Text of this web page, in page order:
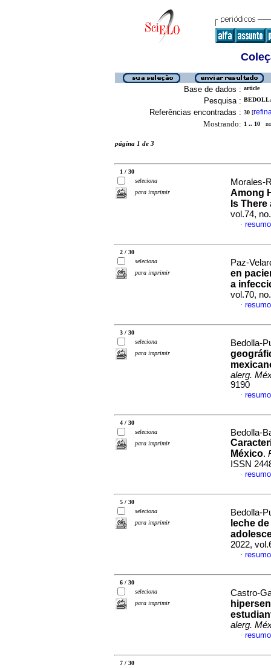
Base de dados : article
Pesquisa :
Referências encontradas : 30 [
Mostrando: 1 .. 10
página 1 de 3
1 / 30
seleciona
para imprimir
Morales-
Among
Is
vol.74,
·
2 / 30
seleciona
para imprimir
Paz-
en
a
vol.70,
·
3 / 30
seleciona
para imprimir
Bedolla-
alerg.
9190
·
4 / 30
seleciona
para imprimir
Bedolla-
México.
ISSN
·
5 / 30
seleciona
para imprimir
Bedolla-
leche
2022,
·
6 / 30
seleciona
para imprimir
Castro-
alerg.
·
7 / 30